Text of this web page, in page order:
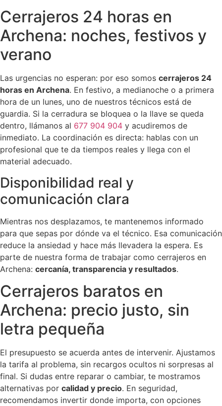
Cerrajeros 24 horas en
Archena: noches, festivos y
verano
Las urgencias no esperan: por eso somos cerrajeros 24
horas en Archena. En festivo, a medianoche o a primera
hora de un lunes, uno de nuestros técnicos está de
guardia. Si la cerradura se bloquea o la llave se queda
dentro, llámanos al 677 904 904 y acudiremos de
inmediato. La coordinación es directa: hablas con un
profesional que te da tiempos reales y llega con el
material adecuado.
Disponibilidad real y
comunicación clara
Mientras nos desplazamos, te mantenemos informado
para que sepas por dónde va el técnico. Esa comunicación
reduce la ansiedad y hace más llevadera la espera. Es
parte de nuestra forma de trabajar como cerrajeros en
Archena: cercanía, transparencia y resultados.
Cerrajeros baratos en
Archena: precio justo, sin
letra pequeña
El presupuesto se acuerda antes de intervenir. Ajustamos
la tarifa al problema, sin recargos ocultos ni sorpresas al
final. Si dudas entre reparar o cambiar, te mostramos
alternativas por calidad y precio. En seguridad,
recomendamos invertir donde importa, con opciones